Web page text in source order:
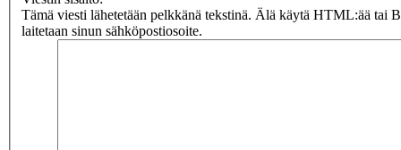
Tämä viesti lähetetään pelkkänä tekstinä. Älä käytä HTML:ää tai
laitetaan sinun sähköpostiosoite.